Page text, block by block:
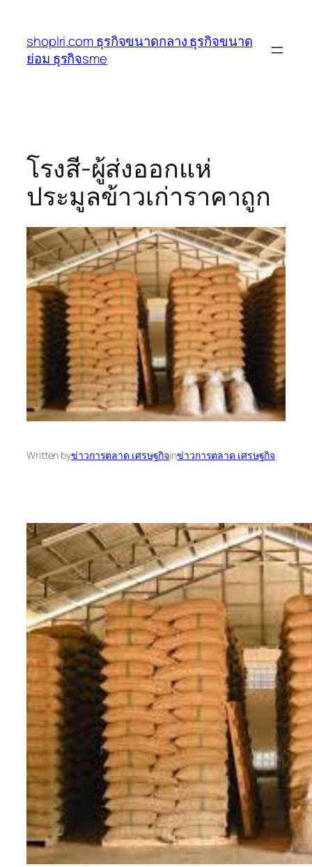
เนื้อหา
shoplri.com ธุรกิจขนาดกลาง ธุรกิจขนาด
ย่อม ธุรกิจsme
โรงสี-ผู้ส่งออกแห่
ประมูลข้าวเก่าราคาถูก
Written byข่าวการตลาด เศรษฐกิจinข่าวการตลาด เศรษฐกิจ